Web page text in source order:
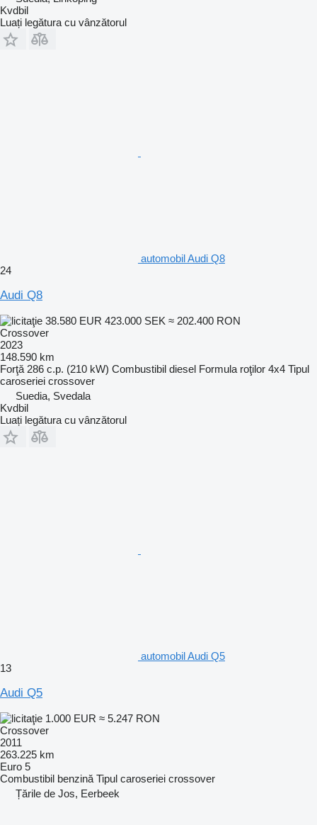
Kvdbil
Luați legătura cu vânzătorul
automobil Audi Q8
24
Audi Q8
38.580 EUR 423.000 SEK ≈ 202.400 RON
Crossover
2023
148.590 km
Forţă 286 c.p. (210 kW) Combustibil diesel Formula roţilor 4x4 Tipul
caroseriei crossover
Suedia, Svedala
Kvdbil
Luați legătura cu vânzătorul
automobil Audi Q5
13
Audi Q5
1.000 EUR ≈ 5.247 RON
Crossover
2011
263.225 km
Euro 5
Combustibil benzină Tipul caroseriei crossover
Țările de Jos, Eerbeek